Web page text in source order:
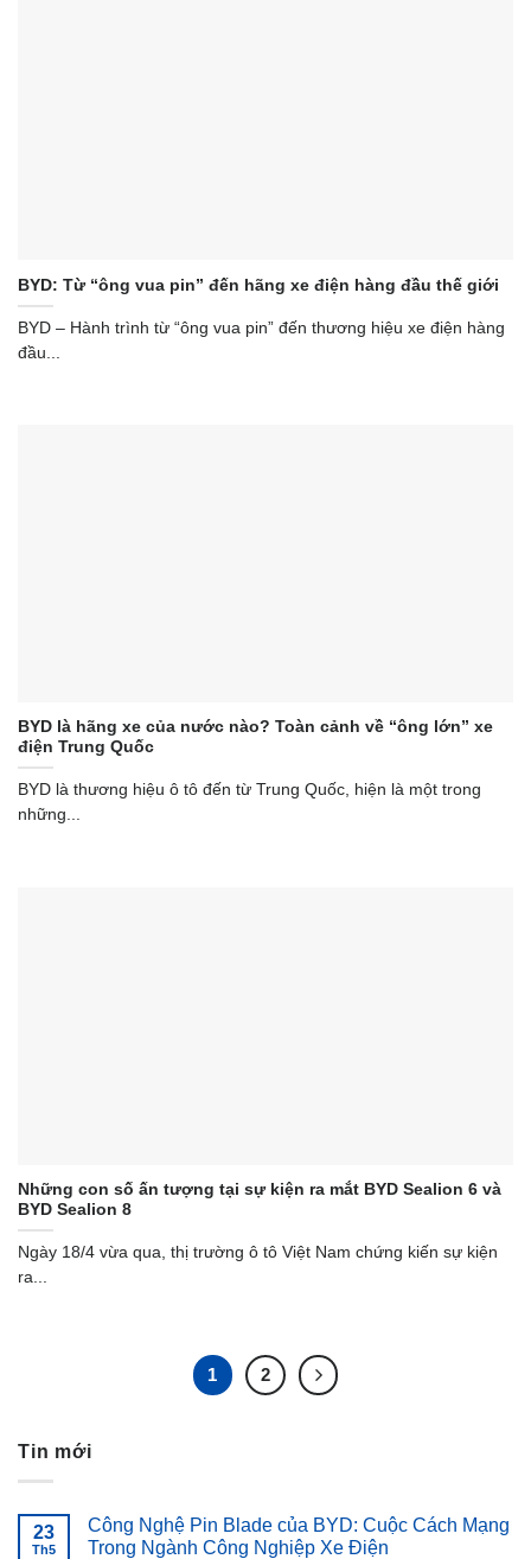
BYD: Từ “ông vua pin” đến hãng xe điện hàng đầu thế giới
BYD – Hành trình từ “ông vua pin” đến thương hiệu xe điện hàng
đầu...
BYD là hãng xe của nước nào? Toàn cảnh về “ông lớn” xe
điện Trung Quốc
BYD là thương hiệu ô tô đến từ Trung Quốc, hiện là một trong
những...
Những con số ấn tượng tại sự kiện ra mắt BYD Sealion 6 và
BYD Sealion 8
Ngày 18/4 vừa qua, thị trường ô tô Việt Nam chứng kiến sự kiện
ra...
1 2
Tin mới
23
Th5
Công Nghệ Pin Blade của BYD: Cuộc Cách Mạng
Trong Ngành Công Nghiệp Xe Điện